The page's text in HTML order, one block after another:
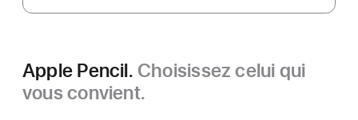
Apple Pencil. Choisissez celui qui
vous convient.